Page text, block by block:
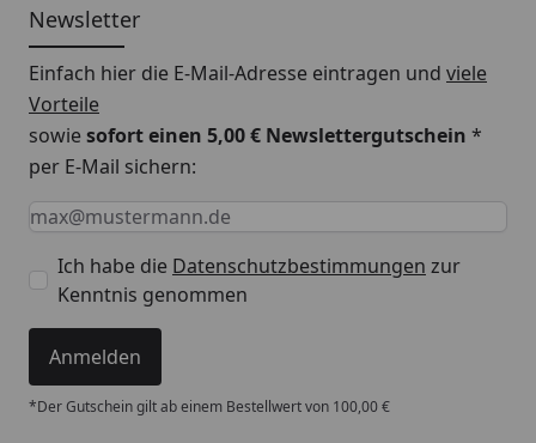
Newsletter
Einfach hier die E-Mail-Adresse eintragen und viele
Vorteile
sowiesofort einen 5,00 € Newslettergutschein *
per E-Mail sichern:
Keine Eingabe erforderlich
Eingabe erforderlich
E-Mail *
Ich habe die Datenschutzbestimmungen zur
Kenntnis genommen
Anmelden
*Der Gutschein gilt ab einem Bestellwert von 100,00 €